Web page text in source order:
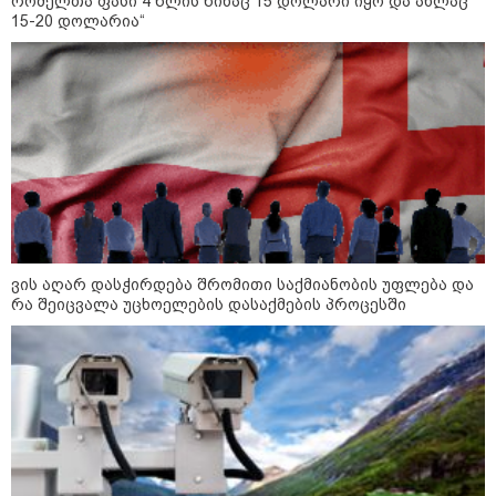
11:08 / 06-08-2026
"დააკავეს არასრულწლოვანი,
რომელმაც სოცქსელებიდან
ჩამოტვირთულ
არასრულწლოვანთა ფოტოები
დაამონტაჟა, მიანიჭა
პორნოგრაფიული იერსახე და
გაავრცელა" - შსს
კატეგორიის ყველა სიახლე
მკითხველის რჩევით
15-20 დოლარია“
ვის აღარ დასჭირდება შრომითი საქმიანობის უფლება და
რა შეიცვალა უცხოელების დასაქმების პროცესში